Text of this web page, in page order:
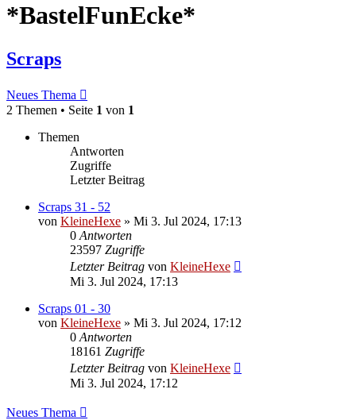
*BastelFunEcke*
Scraps
Neues Thema
2 Themen • Seite 1 von 1
Themen
Antworten
Zugriffe
Letzter Beitrag
Scraps 31 - 52
von KleineHexe » Mi 3. Jul 2024, 17:13
0 Antworten
23597 Zugriffe
Letzter Beitrag von KleineHexe
Mi 3. Jul 2024, 17:13
Scraps 01 - 30
von KleineHexe » Mi 3. Jul 2024, 17:12
0 Antworten
18161 Zugriffe
Letzter Beitrag von KleineHexe
Mi 3. Jul 2024, 17:12
Neues Thema